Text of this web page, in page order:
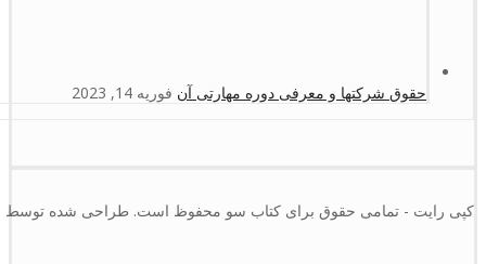
حقوق شرکتها و معرفی دوره مهارتی آن فوریه 14, 2023
کپی رایت - تمامی حقوق برای کتاب سو محفوظ است. طراحی شده